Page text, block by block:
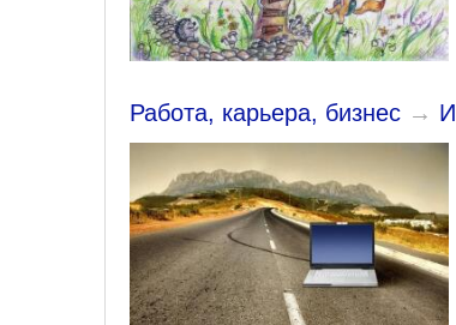
Работа, карьера, бизнес →